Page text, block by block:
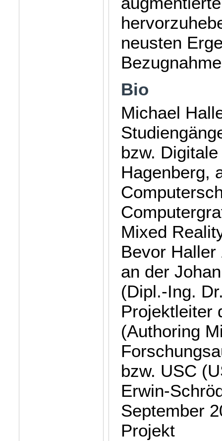
neusten
Bio
Michael
bzw.
Hagenberg,
Mixed
Bevor
an der
(Dipl.-Ing.
Projektleiter
(Authoring
bzw. USC
Erwin-
September
Projekt